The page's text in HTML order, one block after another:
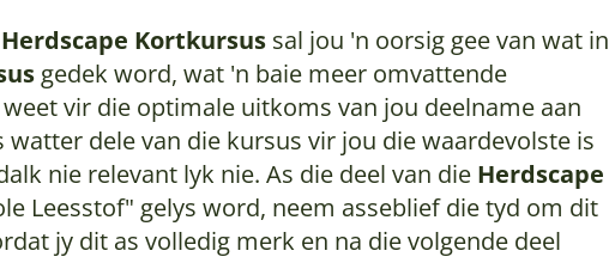
Herdscape Kortkursus sal jou 'n oorsig gee van wat in
gedek word, wat 'n baie meer omvattende
vir die optimale uitkoms van jou deelname aan
watter dele van die kursus vir jou die waardevolste is
nie relevant lyk nie. As die deel van die Herdscape
Leesstof" gelys word, neem asseblief die tyd om dit
jy dit as volledig merk en na die volgende deel